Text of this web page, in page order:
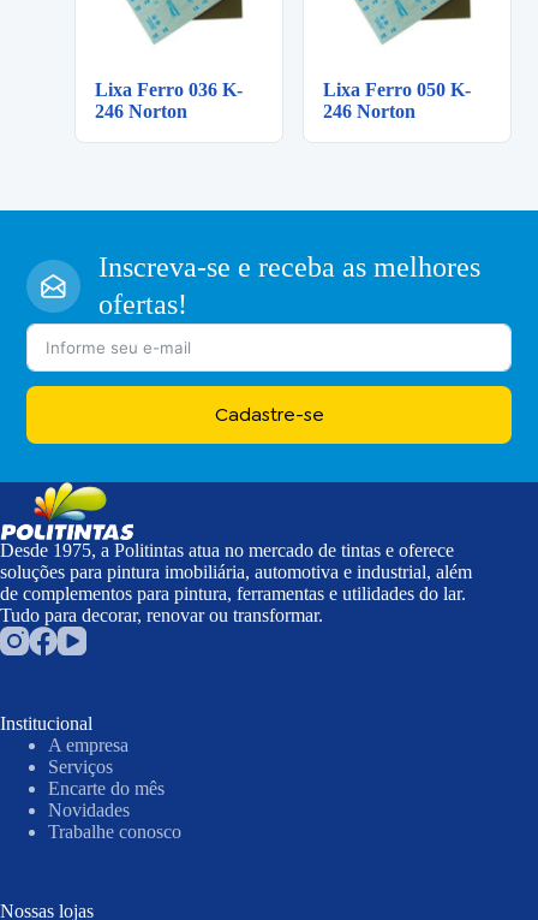
Lixa Ferro 036 K-
246 Norton
Lixa Ferro 050 K-
246 Norton
Inscreva-se e receba as melhores
ofertas!
Cadastre-se
Desde 1975, a Politintas atua no mercado de tintas e oferece
soluções para pintura imobiliária, automotiva e industrial, além
de complementos para pintura, ferramentas e utilidades do lar.
Tudo para decorar, renovar ou transformar.
Institucional
A empresa
Serviços
Encarte do mês
Novidades
Trabalhe conosco
Nossas lojas